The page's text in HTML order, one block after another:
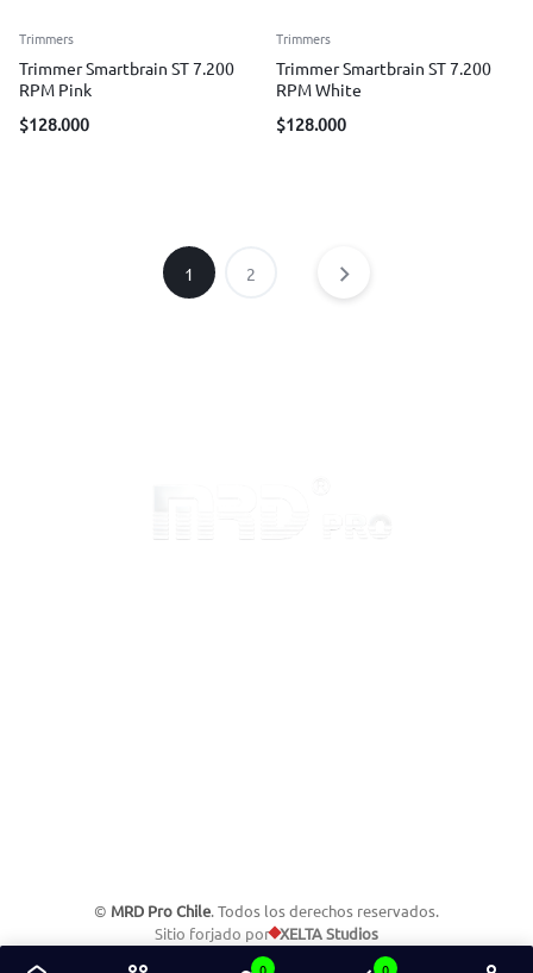
Trimmers
Trimmer Smartbrain ST 7.200
RPM Pink
$128.000
Trimmers
Trimmer Smartbrain ST 7.200
RPM White
$128.000
1 2
© MRD Pro Chile. Todos los derechos reservados.
Sitio forjado por XELTA Studios
0 0